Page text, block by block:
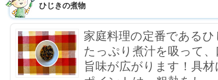
ひじきの煮物
家庭料理の定番である
たっぷり煮汁を吸って
旨味が広がります！具